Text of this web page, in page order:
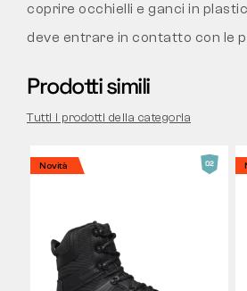
coprire occhielli e ganci in
deve entrare in contatto con le
Prodotti simili
Tutti i prodotti della categoria
Novità